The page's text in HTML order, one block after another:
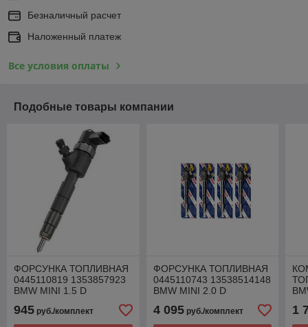
Безналичный расчет
Наложенный платеж
Все условия оплаты
Подобные товары компании
ФОРСУНКА ТОПЛИВНАЯ
0445110819 1353857923
BMW MINI 1.5 D
945 руб./комплект
ФОРСУНКА ТОПЛИВНАЯ
0445110743 13538514148
BMW MINI 2.0 D
4 095руб./комплект 1